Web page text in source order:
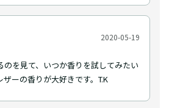
2020-05-19
のを見て、いつか香りを試してみたい
ーの香りが大好きです。T.K